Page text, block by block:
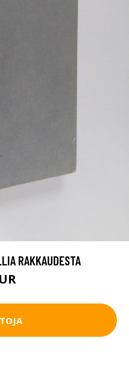
RAKKAUDESTA